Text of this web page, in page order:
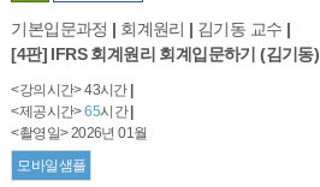
기본입문과정 | 회계원리 | 김기동 교수 |
[4판] IFRS 회계원리 회계입문하기 (김기동)
<강의시간> 43시간
<제공시간>65시간
<촬영일> 2026년 01월
모바일샘플